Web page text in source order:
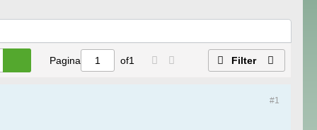
Pagina of1 Filter
#1